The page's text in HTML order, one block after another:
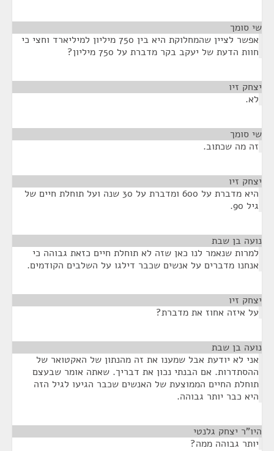
שי סומך
אפשר לציין שהמחלוקת היא בין 750 מיליון למיליארד וחצי כי
חוות הדעת של יעקב בקר מדברת על 750 מיליון?
יצחק זיו
לא.
שי סומך
זה מה שכתוב.
יצחק זיו
היא מדברת על 600 ומדברת על 30 שנה ועל תוחלת חיים של
גיל 90.
נועה בן שבת
למרות שנאמר לנו כאן שזה לא תוחלת חיים כזאת גבוהה כי
אנחנו מדברים על אנשים שכבר דילגו על השלבים הקודמים.
יצחק זיו
על איזה אחוז את מדברת?
נועה בן שבת
אני לא יודעת אבל שמענו את זה מהנתון של האקטואר של
ההסתדרות. אם הבנתי נכון את דבריך. שאתה אומר שבעצם
תוחלת החיים הממוצעת של האנשים שכבר הגיעו לגיל הזה
היא כבר יותר גבוהה.
היו"ר יצחק גלנטי
יותר גבוהה ממה?